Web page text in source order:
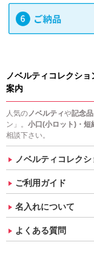
ノベルティコレクシ
案内
人気のノベルティや記念
ン」。 小口(小ロット)・短
相談下さい。
ノベルティコレク
ご利用ガイド
名入れについて
よくある質問